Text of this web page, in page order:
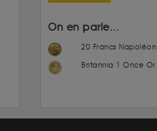
On en parle...
20 Francs Napoléon
Britannia 1 Once Or